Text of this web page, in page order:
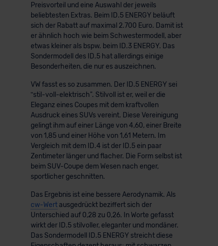
Preisvorteil und eine Auswahl der jeweils
beliebtesten Extras. Beim ID.5 ENERGY beläuft
sich der Rabatt auf maximal 2.700 Euro. Damit ist
er ähnlich hoch wie beim Schwestermodell, aber
etwas kleiner als bspw. beim ID.3 ENERGY. Das
Sondermodell des ID.5 hat allerdings einige
Besonderheiten, die nur es auszeichnen.
VW fasst es so zusammen. Der ID.5 ENERGY sei
ʺstil-voll-elektrisch". Stilvoll ist er, weil er die
Eleganz eines Coupes mit dem kraftvollen
Ausdruck eines SUVs vereint. Diese Vereinigung
gelingt ihm auf einer Länge von 4,60, einer Breite
von 1,85 und einer Höhe von 1,61 Metern. Im
Vergleich mit dem ID.4 ist der ID.5 ein paar
Zentimeter länger und flacher. Die Form selbst ist
beim SUV-Coupe dem Wesen nach enger,
sportlicher geschnitten.
Das Ergebnis ist eine bessere Aerodynamik. Als
cw-Wertausgedrückt beziffert sich der
Unterschied auf 0,28 zu 0,26. In Worte gefasst
wirkt der ID.5 stilvoller, eleganter und mondäner.
Das Sondermodell ID.5 ENERGY streicht diese